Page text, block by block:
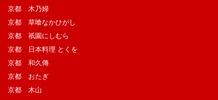
京都 木乃婦
京都 草喰なかひがし
京都 祇園にしむら
京都 日本料理 とくを
京都 和久傳
京都 おたぎ
京都 木山